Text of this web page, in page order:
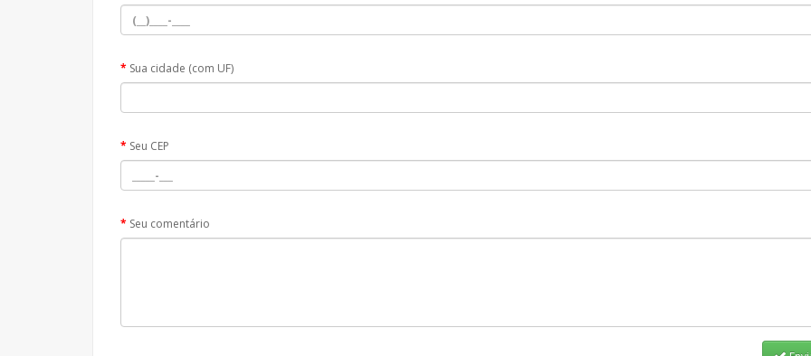
Sua cidade (com UF)
Seu CEP
Seu comentário